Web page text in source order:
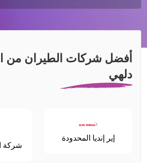
أفضل شركات الطيران من
دلهي
إير إنديا المحدودة
شركة